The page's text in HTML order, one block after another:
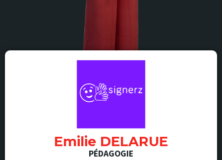
Emilie DELARUE
PÉDAGOGIE